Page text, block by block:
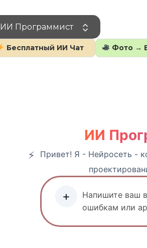
ИИ Программист
Бесплатный ИИ Чат Фото →
ИИ
Привет! Я - Нейросеть -
+